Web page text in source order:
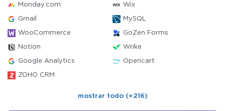
Monday.com Wix
Gmail MySQL
WooCommerce GoZen Forms
Notion Wrike
Google Analytics Opencart
ZOHO CRM
mostrar todo (+216)